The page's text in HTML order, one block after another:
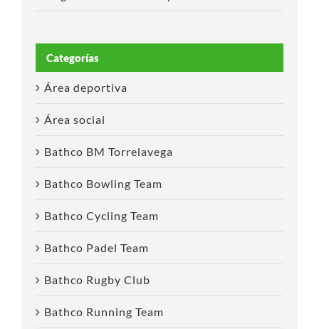
Categorías
Área deportiva
Área social
Bathco BM Torrelavega
Bathco Bowling Team
Bathco Cycling Team
Bathco Padel Team
Bathco Rugby Club
Bathco Running Team